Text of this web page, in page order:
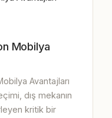
Mobilya
Avantajları
dış mekanın
kritik bir